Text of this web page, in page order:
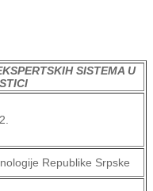
SISTEMA U
Republike Srpske